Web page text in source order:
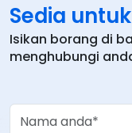
Sedia
Isikan borang di
menghubungi
Your Name